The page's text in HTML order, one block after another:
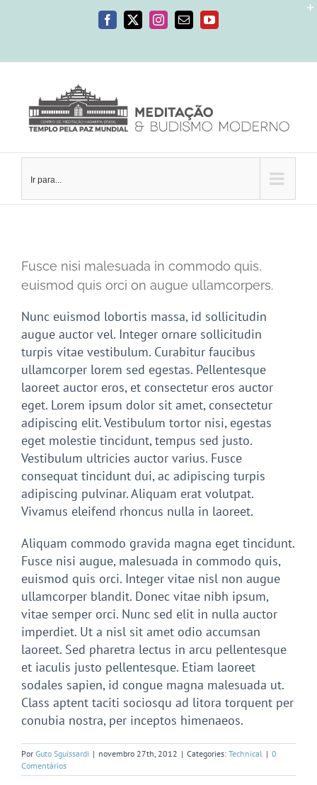
conteúdo
Facebook
X Instagram
E-
YouTube
Ir para...
Fusce nisi malesuada in commodo quis,
euismod quis orci on augue ullamcorpers.
Nunc euismod lobortis massa, id sollicitudin
augue auctor vel. Integer ornare sollicitudin
turpis vitae vestibulum. Curabitur faucibus
ullamcorper lorem sed egestas. Pellentesque
laoreet auctor eros, et consectetur eros auctor
eget. Lorem ipsum dolor sit amet, consectetur
adipiscing elit. Vestibulum tortor nisi, egestas
eget molestie tincidunt, tempus sed justo.
Vestibulum ultricies auctor varius. Fusce
consequat tincidunt dui, ac adipiscing turpis
adipiscing pulvinar. Aliquam erat volutpat.
Vivamus eleifend rhoncus nulla in laoreet.
Aliquam commodo gravida magna eget tincidunt.
Fusce nisi augue, malesuada in commodo quis,
euismod quis orci. Integer vitae nisl non augue
ullamcorper blandit. Donec vitae nibh ipsum,
vitae semper orci. Nunc sed elit in nulla auctor
imperdiet. Ut a nisl sit amet odio accumsan
laoreet. Sed pharetra lectus in arcu pellentesque
et iaculis justo pellentesque. Etiam laoreet
sodales sapien, id congue magna malesuada ut.
Class aptent taciti sociosqu ad litora torquent per
conubia nostra, per inceptos himenaeos.
Por Guto Sguissardi | novembro 27th, 2012 | Categories: Technical | 0
Comentários